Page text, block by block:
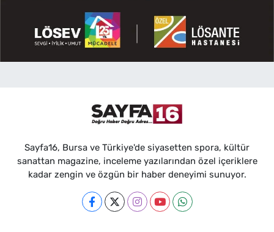
Sayfa16, Bursa ve Türkiye'de siyasetten spora, kültür
sanattan magazine, inceleme yazılarından özel içeriklere
kadar zengin ve özgün bir haber deneyimi sunuyor.